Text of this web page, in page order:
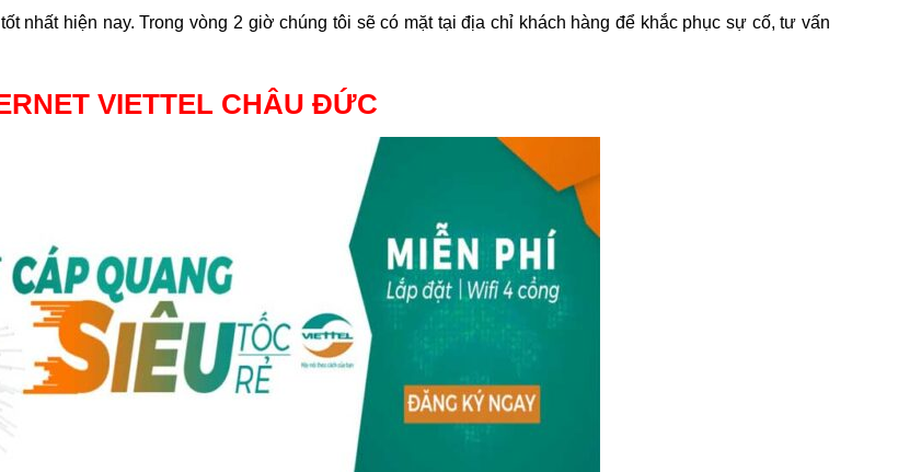
nhất hiện nay. Trong vòng 2 giờ chúng tôi sẽ có mặt tại địa chỉ khách hàng để khắc phục sự cố, tư vấn
VIETTEL CHÂU ĐỨC